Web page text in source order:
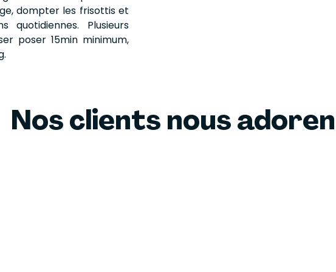
dompter les frisottis et
quotidiennes. Plusieurs
poser 15min minimum,
Nos clients nous